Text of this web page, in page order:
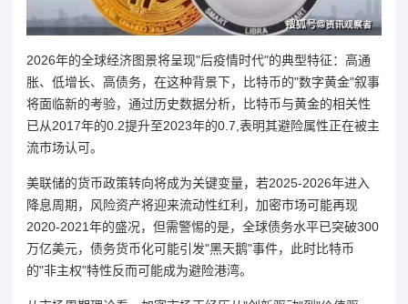
2026年的全球经济图景将呈现"后疫情时代"的典型特征：高通
胀、低增长、高债务，在这种背景下，比特币的"数字黄金"叙事
将面临新的考验，通过历史数据分析，比特币与黄金的相关性
已从2017年的0.2提升至2023年的0.7,表明其避险属性正在被主
流市场认可。
美联储的货币政策转向将成为关键变量，若2025-2026年进入
降息周期，风险资产将迎来流动性红利，加密市场可能再现
2020-2021年的盛况，但需警惕的是，全球债务水平已突破300
万亿美元，债务货币化可能引发"黑天鹅"事件，此时比特币
的"非主权"特性反而可能成为避险港湾。